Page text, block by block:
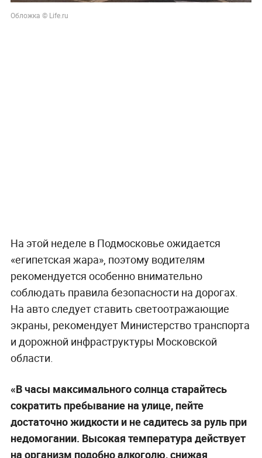
Обложка © Life.ru
На этой неделе в Подмосковье ожидается
«египетская жара», поэтому водителям
рекомендуется особенно внимательно
соблюдать правила безопасности на дорогах.
На авто следует ставить светоотражающие
экраны, рекомендует Министерство транспорта
и дорожной инфраструктуры Московской
области.
«В часы максимального солнца старайтесь
сократить пребывание на улице, пейте
достаточно жидкости и не садитесь за руль при
недомогании. Высокая температура действует
на организм подобно алкоголю, снижая